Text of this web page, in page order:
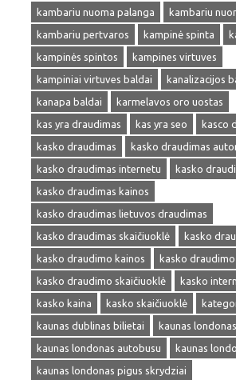
kambariu nuoma palanga
kambariu
kambariu pertvaros
kampinė spinta
kampinės spintos
kampines virtuves
kampiniai virtuves baldai
kanalizacijos
kanapa baldai
karmelavos oro uostas
kas yra draudimas
kas yra seo
kasco
kasko draudimas
kasko draudimas
kasko draudimas internetu
kasko
kasko draudimas kainos
kasko draudimas lietuvos draudimas
kasko draudimas skaičiuoklė
kasko
kasko draudimo kainos
kasko
kasko draudimo skaičiuoklė
kasko
kasko kaina
kasko skaičiuoklė
kaunas dublinas bilietai
kaunas londonas
kaunas londonas autobusu
kaunas
kaunas londonas pigus skrydziai